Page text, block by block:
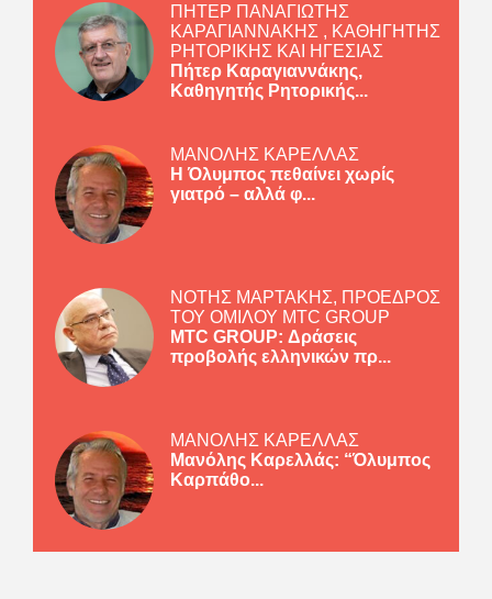
ΠΗΤΕΡ ΠΑΝΑΓΙΩΤΗΣ
ΚΑΡΑΓΙΑΝΝΑΚΗΣ , ΚΑΘΗΓΗΤΗΣ
ΡΗΤΟΡΙΚΗΣ ΚΑΙ ΗΓΕΣΙΑΣ
Πήτερ Καραγιαννάκης,
Καθηγητής Ρητορικής...
ΜΑΝΟΛΗΣ ΚΑΡΕΛΛΑΣ
Η Όλυμπος πεθαίνει χωρίς
γιατρό – αλλά φ...
ΝΟΤΗΣ ΜΑΡΤΑΚΗΣ, ΠΡΟΕΔΡΟΣ
ΤΟΥ ΟΜΙΛΟΥ MTC GROUP
MTC GROUP: Δράσεις
προβολής ελληνικών πρ...
ΜΑΝΟΛΗΣ ΚΑΡΕΛΛΑΣ
Μανόλης Καρελλάς: “Όλυμπος
Καρπάθο...